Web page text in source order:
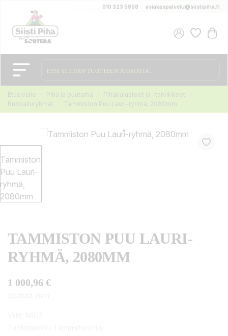
010 323 5858 asiakaspalvelu@siistipiha.fi
Etusivulle Piha ja puutarha
Pihakalusteet ja -tarvikkeet
Ruokailuryhmät
Tammiston Puu Lauri-ryhmä, 2080mm
TAMMISTON PUU LAURI-
RYHMÄ, 2080MM
1 000,96 €